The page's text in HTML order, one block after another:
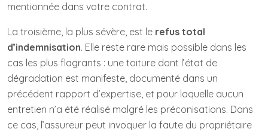
mentionnée dans votre contrat.
La troisième, la plus sévère, est le refus total
d’indemnisation. Elle reste rare mais possible dans les
cas les plus flagrants : une toiture dont l’état de
dégradation est manifeste, documenté dans un
précédent rapport d’expertise, et pour laquelle aucun
entretien n’a été réalisé malgré les préconisations. Dans
ce cas, l’assureur peut invoquer la faute du propriétaire